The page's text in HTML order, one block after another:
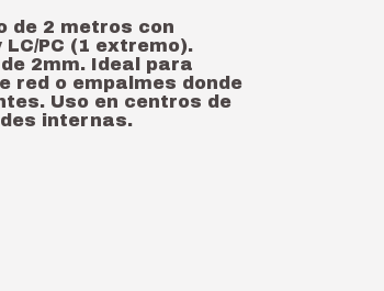
de 2 metros con
PC (1 extremo).
2mm. Ideal para
red o empalmes donde
Uso en centros de
internas.